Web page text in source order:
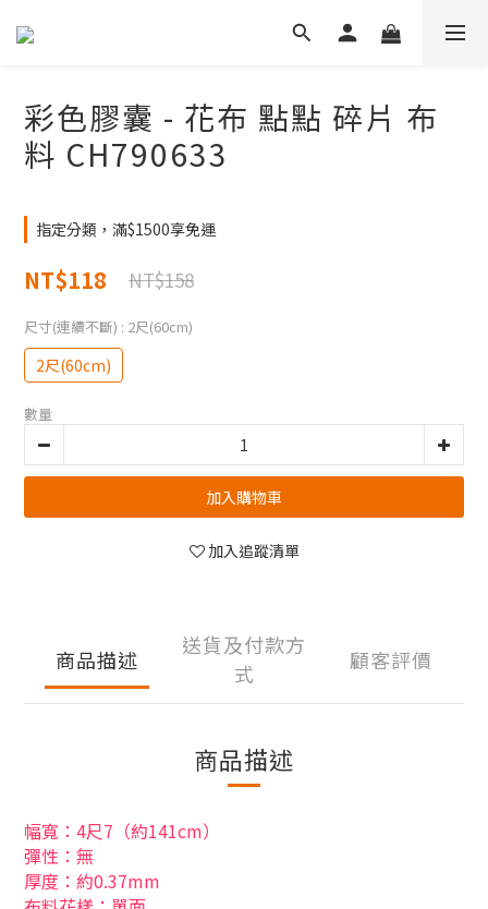
彩色膠囊 - 花布 點點 碎片 布
料 CH790633
指定分類，滿$1500享免運
NT$118 NT$158
尺寸(連續不斷) : 2尺(60cm)
2尺(60cm)
數量
加入購物車
加入追蹤清單
商品描述
送貨及付款方
式
顧客評價
商品描述
幅寬：4尺7（約141cm）
彈性：無
厚度：約0.37mm